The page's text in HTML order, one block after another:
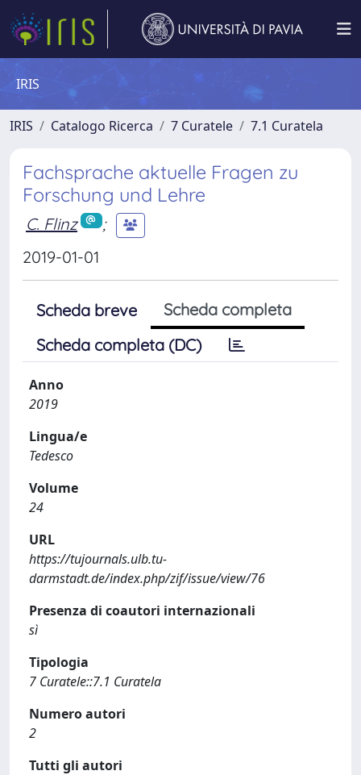
IRIS
IRIS Catalogo Ricerca 7 Curatele 7.1 Curatela
Fachsprache aktuelle Fragen zu
Forschung und Lehre
C. Flinz
;
2019-01-01
Scheda breve
Scheda completa
Scheda completa (DC)
Anno
2019
Lingua/e
Tedesco
Volume
24
URL
https://tujournals.ulb.tu-
darmstadt.de/index.php/zif/issue/view/76
Presenza di coautori internazionali
sì
Tipologia
7 Curatele::7.1 Curatela
Numero autori
2
Tutti gli autori